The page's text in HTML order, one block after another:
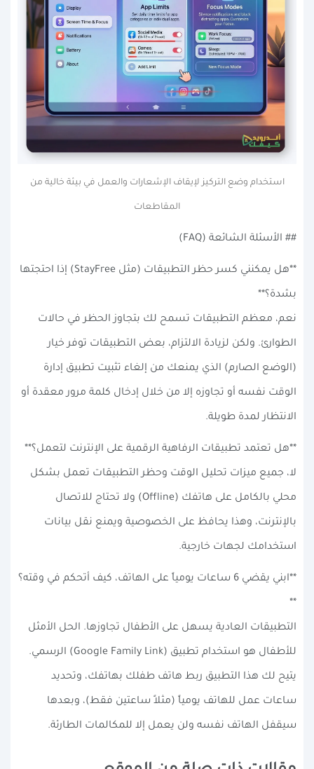
استخدام وضع التركيز لإيقاف الإشعارات والعمل في بيئة خالية من
المقاطعات
## الأسئلة الشائعة (FAQ)
**هل يمكنني كسر حظر التطبيقات (مثل StayFree) إذا احتجتها
بشدة؟**
نعم، معظم التطبيقات تسمح لك بتجاوز الحظر في حالات
الطوارئ. ولكن لزيادة الالتزام، بعض التطبيقات توفر خيار
(الوضع الصارم) الذي يمنعك من إلغاء تثبيت تطبيق إدارة
الوقت نفسه أو تجاوزه إلا من خلال إدخال كلمة مرور معقدة أو
الانتظار لمدة طويلة.
**هل تعتمد تطبيقات الرفاهية الرقمية على الإنترنت لتعمل؟**
لا، جميع ميزات تحليل الوقت وحظر التطبيقات تعمل بشكل
محلي بالكامل على هاتفك (Offline) ولا تحتاج للاتصال
بالإنترنت، وهذا يحافظ على الخصوصية ويمنع نقل بيانات
استخدامك لجهات خارجية.
**ابني يقضي 6 ساعات يومياً على الهاتف، كيف أتحكم في وقته؟
**
التطبيقات العادية يسهل على الأطفال تجاوزها. الحل الأمثل
للأطفال هو استخدام تطبيق (Google Family Link) الرسمي.
يتيح لك هذا التطبيق ربط هاتف طفلك بهاتفك، وتحديد
ساعات عمل للهاتف يومياً (مثلاً ساعتين فقط)، وبعدها
سيقفل الهاتف نفسه ولن يعمل إلا للمكالمات الطارئة.